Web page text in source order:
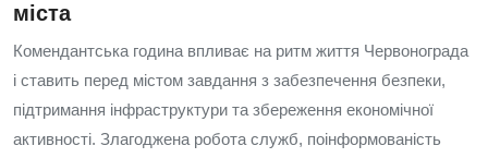
міста
Комендантська година впливає на ритм життя Червонограда
і ставить перед містом завдання з забезпечення безпеки,
підтримання інфраструктури та збереження економічної
активності. Злагоджена робота служб, поінформованість